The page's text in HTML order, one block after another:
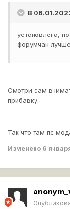
В
установлена,
форумчан
Смотри сам
прибавку.
Так что там по
Изменено 6